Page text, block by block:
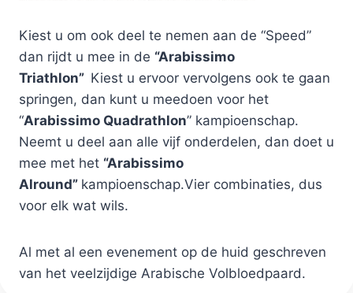
Kiest u om ook deel te nemen aan de “Speed”
dan rijdt u mee in de “Arabissimo
Triathlon” Kiest u ervoor vervolgens ook te gaan
springen, dan kunt u meedoen voor het
“Arabissimo Quadrathlon” kampioenschap.
Neemt u deel aan alle vijf onderdelen, dan doet u
mee met het “Arabissimo
Alround” kampioenschap.Vier combinaties, dus
voor elk wat wils.
Al met al een evenement op de huid geschreven
van het veelzijdige Arabische Volbloedpaard.